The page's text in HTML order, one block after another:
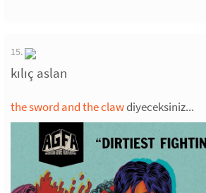
15.
kılıç aslan
the sword and the clawdiyeceksiniz...